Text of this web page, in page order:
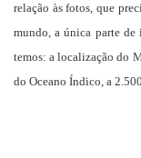
relação às fotos, que
mundo, a única parte de
temos: a localização do
do Oceano Índico, a